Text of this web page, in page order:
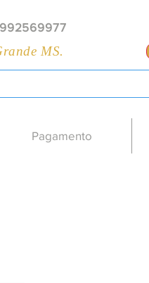
992569977
MS.
Pagamento